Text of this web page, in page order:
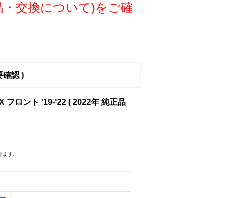
交換について)をご確
確認 )
フロント '19-'22 ( 2022年 純正品
す。